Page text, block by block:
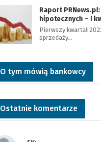
Raport
hipotecznych – I
Pierwszy kwartał
sprzedaży…
O tym mówią bankowcy
Ostatnie komentarze